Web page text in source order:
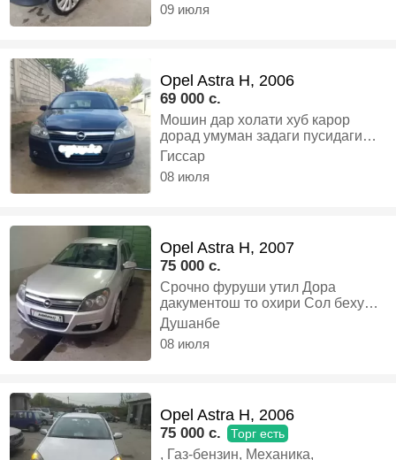
09 июля
Opel Astra H, 2006
69 000 c.
Мошин дар холати хуб карор
дорад умуман задаги пусидаги
надорад устотона оварда бинед
дакументош то 10 мохаги 2025
мошин як даст гаштаги бо камтар
Гиссар
08 июля
Opel Astra H, 2007
75 000 c.
Срочно фуруши утил Дора
дакументош то охири Сол бехуда
занг назанед, Бензин, Механика,
Универсал
Душанбе
08 июля
Opel Astra H, 2006
75 000 c. Торг есть
, Газ-бензин, Механика,